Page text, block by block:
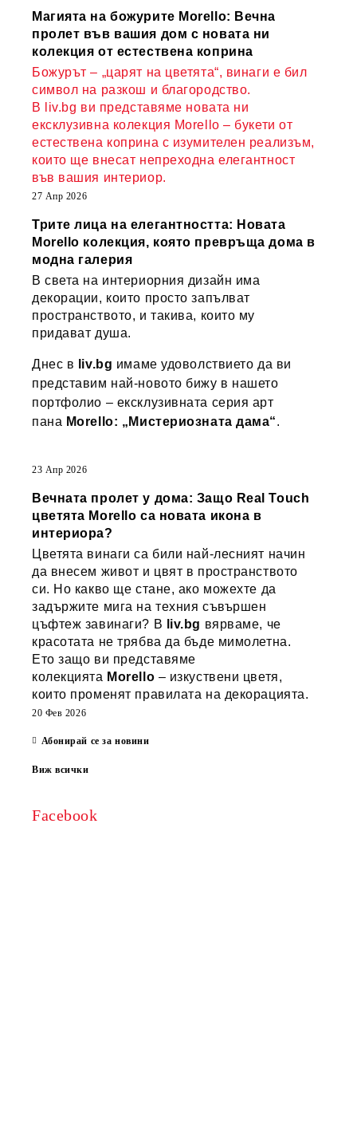
Магията на божурите Morello: Вечна
пролет във вашия дом с новата ни
колекция от естествена коприна
Божурът – „царят на цветята“, винаги е бил
символ на разкош и благородство.
В liv.bg ви представяме новата ни
ексклузивна колекция Morello – букети от
естествена коприна с изумителен реализъм,
които ще внесат непреходна елегантност
във вашия интериор.
27 Апр 2026
Трите лица на елегантността: Новата
Morello колекция, която превръща дома в
модна галерия
В света на интериорния дизайн има
декорации, които просто запълват
пространството, и такива, които му
придават душа.
Днес в liv.bg имаме удоволствието да ви
представим най-новото бижу в нашето
портфолио – ексклузивната серия арт
пана Morello: „Мистериозната дама“.
23 Апр 2026
Вечната пролет у дома: Защо Real Touch
цветята Morello са новата икона в
интериора?
Цветята винаги са били най-лесният начин
да внесем живот и цвят в пространството
си. Но какво ще стане, ако можехте да
задържите мига на техния съвършен
цъфтеж завинаги? В
liv.bg вярваме, че
красотата не трябва да бъде мимолетна.
Ето защо ви представяме
колекцията Morello – изкуствени цветя,
които променят правилата на декорацията.
20 Фев 2026
Абонирай се за новини
Виж всички
Facebook